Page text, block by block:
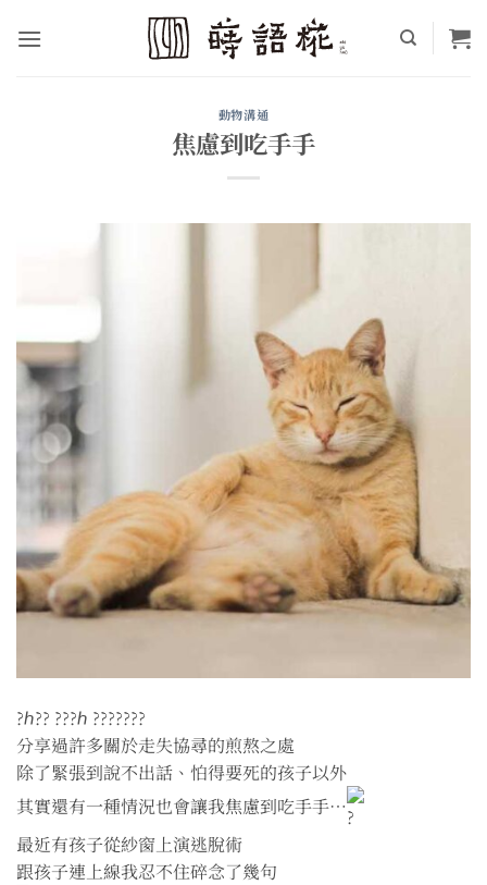
動物溝通
焦慮到吃手手
?ℎ?? ???ℎ ???????
分享過許多關於走失協尋的煎熬之處
除了緊張到說不出話、怕得要死的孩子以外
其實還有一種情況也會讓我焦慮到吃手手⋯
最近有孩子從紗窗上演逃脫術
跟孩子連上線我忍不住碎念了幾句